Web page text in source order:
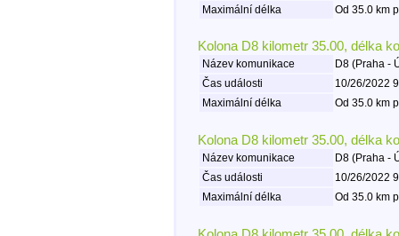
Maximální délka
Od 35.0 km
Kolona D8 kilometr 35.00, délka
Název komunikace
D8 (Praha -
Čas události
10/26/2022
Maximální délka
Od 35.0 km
Kolona D8 kilometr 35.00, délka
Název komunikace
D8 (Praha -
Čas události
10/26/2022
Maximální délka
Od 35.0 km